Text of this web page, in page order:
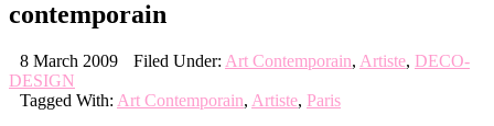
contemporain
8 March 2009 Filed Under: Art Contemporain, Artiste, DECO-
DESIGN
Tagged With: Art Contemporain, Artiste, Paris